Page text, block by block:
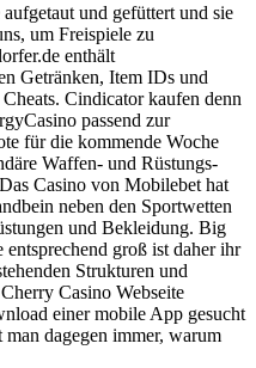
und gefüttert und sie
um Freispiele zu
enthält
Getränken, Item IDs und
Cindicator kaufen denn
passend zur
für die kommende Woche
Waffen- und Rüstungs-
Casino von Mobilebet hat
neben den Sportwetten
und Bekleidung. Big
groß ist daher ihr
Strukturen und
Casino Webseite
einer mobile App gesucht
man dagegen immer, warum